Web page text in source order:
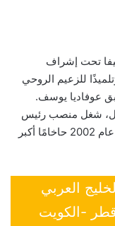
تحت إشراف
للزعيم الروحي
عوفاديا يوسف.
شغل منصب رئيس
المحكمة الحاخامية في بيتاح تكفا، ثم انتُخب عام 2002 حاخامًا أكبر
العربي
قطر -الكويت